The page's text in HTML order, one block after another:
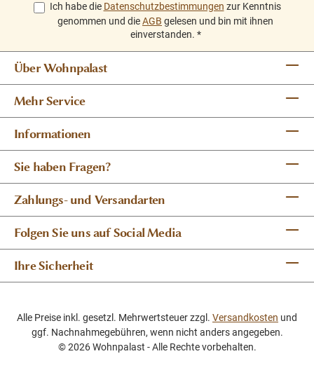
Ich habe die Datenschutzbestimmungen zur Kenntnis
genommen und dieAGB gelesen und bin mit ihnen
einverstanden. *
Über Wohnpalast
Mehr Service
Informationen
Sie haben Fragen?
Zahlungs- und Versandarten
Folgen Sie uns auf Social Media
Ihre Sicherheit
Alle Preise inkl. gesetzl. Mehrwertsteuer zzgl. Versandkosten und
ggf. Nachnahmegebühren, wenn nicht anders angegeben.
© 2026 Wohnpalast - Alle Rechte vorbehalten.